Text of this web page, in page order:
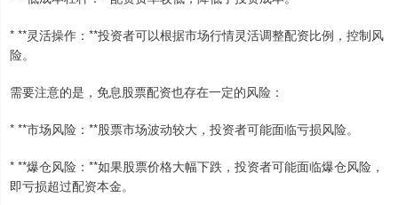
* **灵活操作：**投资者可以根据市场行情灵活调整配资比例，控制风
险。
需要注意的是，免息股票配资也存在一定的风险：
* **市场风险：**股票市场波动较大，投资者可能面临亏损风险。
* **爆仓风险：**如果股票价格大幅下跌，投资者可能面临爆仓风险，
即亏损超过配资本金。